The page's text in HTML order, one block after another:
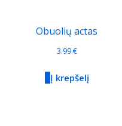
Obuolių actas
3.99€
Į krepšelį